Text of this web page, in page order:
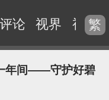
评论 视界 视频
繁
年间——守护好碧